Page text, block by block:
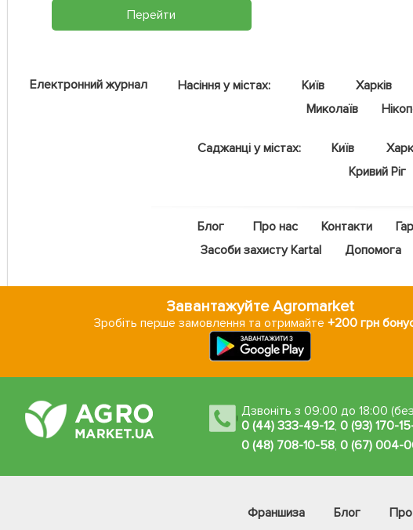
Перейти
Електронний журнал
Насіння у містах:
Київ Харків
Миколаїв
Саджанці у містах: Київ
Кривий Ріг
Блог Про нас Контакти
Засоби захисту Kartal
Допомога
Завантажуйте Agromarket
Зробіть перше замовлення та отримайте+200 грн
Дзвоніть з 09:00 до 18:00 (без
0 (44) 333-49-12, 0 (93) 170-
0 (48) 708-10-58, 0 (67) 004-
Франшиза Блог